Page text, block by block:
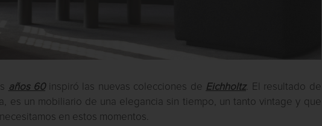
años 60inspiró las nuevas colecciones de Eichholtz. El resultado de
es un mobiliario de una elegancia sin tiempo, un tanto vintage y que
en estos momentos.